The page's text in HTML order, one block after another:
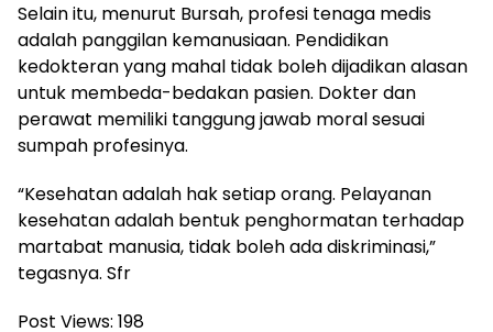
Selain itu, menurut Bursah, profesi tenaga medis
adalah panggilan kemanusiaan. Pendidikan
kedokteran yang mahal tidak boleh dijadikan alasan
untuk membeda-bedakan pasien. Dokter dan
perawat memiliki tanggung jawab moral sesuai
sumpah profesinya.
“Kesehatan adalah hak setiap orang. Pelayanan
kesehatan adalah bentuk penghormatan terhadap
martabat manusia, tidak boleh ada diskriminasi,”
tegasnya. Sfr
Post Views: 198